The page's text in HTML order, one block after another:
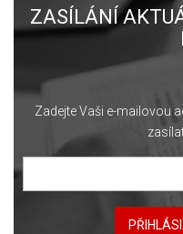
ZASÍLÁNÍ
Zadejte Vaši e-mailovou